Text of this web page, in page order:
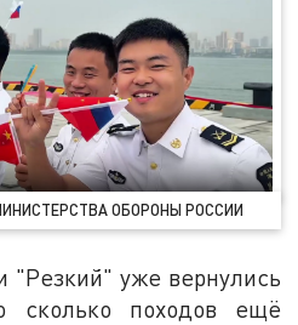
ОБОРОНЫ РОССИИ
уже вернулись
сколько походов ещё